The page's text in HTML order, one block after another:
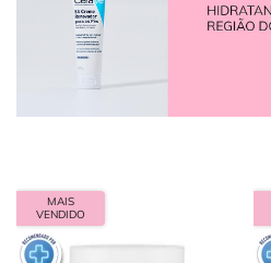
MAIS
VENDIDO